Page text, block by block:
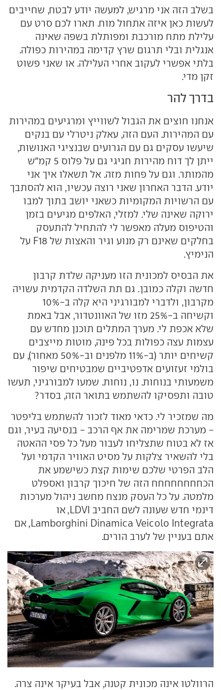
בשלב הזה אני מרגיש, למעשה יודע לבטח, שחייבים
לעשות כאן איזה אתחול מוח. תארו לכם סרט עם
עלילת מתח מורכבת ומפותלת בשפה שאינה
אנגלית ובלי תרגום שרץ קדימה במהירות כפולה.
בלתי אפשרי לעקוב אחרי העלילה. או שאני פשוט
זקן מדי.
בדרך להר
אנחנו חוצים את הגבול לשווייץ ומרגיעים במהירות
עם המהירות. העם הזה, עאלק ניטרלי עם בנקים
שיעשו עסקים גם עם הגרועים שבנציגי האנושות,
ייתן לך דוח מהירות חגיגי גם על פלוס 5 קמ"ש
מהמותר. וגם על פחות מזה. אל תשאלו איך אני
יודע. הדבר האחרון שאני רוצה עכשיו, הוא להסתבך
עם הרשויות המקומיות כשאני יושב בתוך למבו
ירוקה שאינה שלי. למזלי, האלפים מגיעים בזמן
והטיפוס מעלה מאפשר לי להתחיל להתעסק
בחלקים שאינם רק מנוע וגיר והאצות של F18 על
הנימיץ.
את הבסיס למכונית הזו מעניקה שלדת קרבון
חדשה וקלה כמובן. גם תת השלדה הקדמית עשויה
מקרבון, ולדברי למבורגיני היא קלה ב-10%
וקשיחה ב-25% מזו של האוונטדור, אבל באמת
שלא אכפת לי. מערך המתלים תוכנן מחדש עם
עצמות עצה כפולות בכל פינה, מוטות מייצבים
קשיחים יותר (ב-11% מלפנים וב-50% מאחור), עם
בולמי זעזועים אדפטיביים שמבטיחים שיפור
משמעותי בנוחות. נו, נוחות. שמעו למבורגיני, תעשו
טובה ותפסיקו להשתמש בתואר הזה, בסדר?
מה שמזכיר לי. כדאי מאוד לזכור להשתמש בליפטר
- מערכת שמרימה את אף הרכב - בנסיעה בעיר, וגם
אז לא בטוח שתצליחו לעבור מעל כל פסי ההאטה
בלי להשאיר צלקות על מסיט האוויר הקדמי ועל
הלב הפרטי שלכם שימות קצת כשישמע את
הכחחחחחחחח הזה של חיכוך קרבון ואספלט
מלמטה. על כל העסק מנצח מחשב ניהול מערכות
דינמי חדש שעונה לשם החביב LDVI, או
Lamborghini Dinamica Veicolo Integrata, אם
אתם בעניין של לערב הורים.
הרוולטו אינה מכונית קטנה, אבל בעיקר אינה צרה.